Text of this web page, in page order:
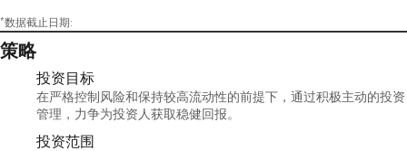
*数据截止日期:
策略
投资目标
在严格控制风险和保持较高流动性的前提下，通过积极主动的投资
管理，力争为投资人获取稳健回报。
投资范围